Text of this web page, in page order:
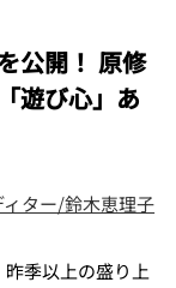
公開！ 原修
遊び心」あ
ィター/鈴木恵理子
季以上の盛り上